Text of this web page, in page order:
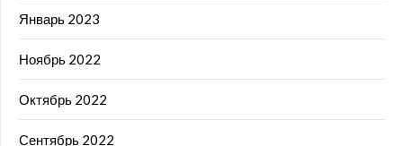
Январь 2023
Ноябрь 2022
Октябрь 2022
Сентябрь 2022